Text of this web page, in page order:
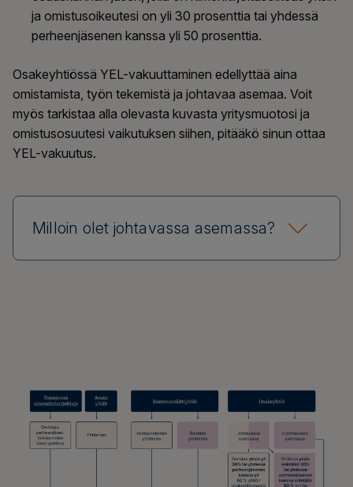
ja omistusoikeutesi on yli 30 prosenttia tai yhdessä
perheenjäsenen kanssa yli 50 prosenttia.
Osakeyhtiössä YEL-vakuuttaminen edellyttää aina
omistamista, työn tekemistä ja johtavaa asemaa. Voit
myös tarkistaa alla olevasta kuvasta yritysmuotosi ja
omistusosuutesi vaikutuksen siihen, pitääkö sinun ottaa
YEL-vakuutus.
Milloin olet johtavassa asemassa?